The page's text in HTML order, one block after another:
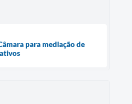
para mediação de